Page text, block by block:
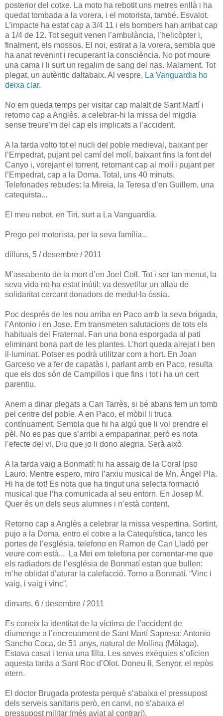
posterior del cotxe. La moto ha rebotit uns metres enllà i ha
quedat tombada a la vorera, i el motorista, també. Esvalot.
L’impacte ha estat cap a 3/4 11 i els bombers han arribat cap
a 1/4 de 12. Tot seguit venen l’ambulància, l’helicòpter i,
finalment, els mossos. El noi, estirat a la vorera, sembla que
ha anat revenint i recuperant la consciència. No pot moure
una cama i li surt un regalim de sang del nas. Malament. Tot
plegat, un autèntic daltabaix. Al vespre, La Vanguardia ho
deixa clar.
No em queda temps per visitar cap malalt de Sant Martí i
retorno cap a Anglès, a celebrar-hi la missa del migdia
sense treure’m del cap els implicats a l’accident.
A la tarda volto tot el nucli del poble medieval, baixant per
l’Empedrat, pujant pel camí del molí, baixant fins la font del
Canyo i, vorejant el torrent, retornant cap al molí i pujant per
l’Empedrat, cap a la Doma. Total, uns 40 minuts.
Telefonades rebudes: la Mireia, la Teresa d’en Guillem, una
catequista...
El meu nebot, en Tiri, surt a La Vanguardia.
Prego pel motorista, per la seva família...
dilluns, 5 / desembre / 2011
M’assabento de la mort d’en Joel Coll. Tot i ser tan menut, la
seva vida no ha estat inútil: va desvetllar un allau de
solidaritat cercant donadors de medul·la òssia.
Poc després de les nou arriba en Paco amb la seva brigada,
l’Antonio i en Jose. Em transmeten salutacions de tots els
habituals del Fraternal. Fan una bona esporgada al pati
eliminant bona part de les plantes. L’hort queda airejat i ben
il·luminat. Potser es podrà utilitzar com a hort. En Joan
Garceso ve a fer de capatàs i, parlant amb en Paco, resulta
que els dos són de Campillos i que fins i tot i ha un cert
parentiu.
Anem a dinar plegats a Can Tarrès, si bé abans fem un tomb
pel centre del poble. A en Paco, el mòbil li truca
contínuament. Sembla que hi ha algú que li vol prendre el
pèl. No es pas que s’arribi a empaparinar, però es nota
l’efecte del vi. Diu que jo li dono alegria. Serà això.
A la tarda vaig a Bonmatí: hi ha assaig de la Coral Ipso
Lauro. Mentre espero, miro l’arxiu musical de Mn. Àngel Pla.
Hi ha de tot! Es nota que ha tingut una selecta formació
musical que l’ha comunicada al seu entorn. En Josep M.
Quer és un dels seus alumnes i n’està content.
Retorno cap a Anglès a celebrar la missa vespertina. Sortint,
pujo a la Doma, entro el cotxe a la Catequística, tanco les
portes de l’església, telefono en Ramon de Can Lladó per
veure com està...
La Mei em telefona per comentar-me que
els radiadors de l’església de Bonmatí estan que bullen:
m’he oblidat d’aturar la calefacció. Torno a Bonmatí. “Vinc i
vaig, i vaig i vinc”.
dimarts, 6 / desembre / 2011
Es coneix la identitat de la víctima de l’accident de
diumenge a l’encreuament de Sant Martí Sapresa: Antonio
Sancho Coca, de 51 anys, natural de Mollina (Màlaga).
Estava casat i tenia una filla. Les seves exèquies s’oficien
aquesta tarda a Sant Roc d’Olot. Doneu-li, Senyor, el repòs
etern.
El doctor Brugada protesta perquè s’abaixa el pressupost
dels serveis sanitaris però, en canvi, no s’abaixa el
pressupost militar (més aviat al contrari).